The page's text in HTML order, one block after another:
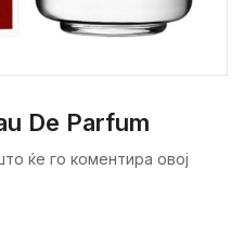
De Parfum
ќе го коментира овој